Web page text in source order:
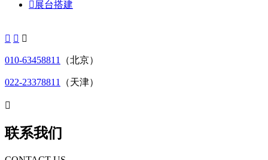
 展台搭建
  
010-63458811 （北京）
022-23378811 （天津）

联系我们